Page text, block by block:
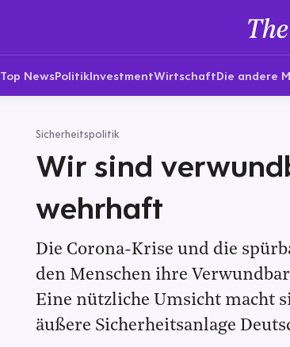
Top NewsPolitikInvestmentWirtschaftDie andere
Sicherheitspolitik
Wir sind
wehrhaft
Die Corona-Krise und die
den Menschen ihre
Eine nützliche Umsicht macht
äußere Sicherheitsanlage